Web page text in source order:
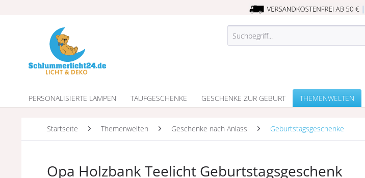
PERSONALISIERTE LAMPEN TAUFGESCHENKE GESCHENKE ZUR GEBURT THEMENWELTEN
Startseite Themenwelten Geschenke nach Anlass Geburtstagsgeschenke
Opa Holzbank Teelicht Geburtstagsgeschenk